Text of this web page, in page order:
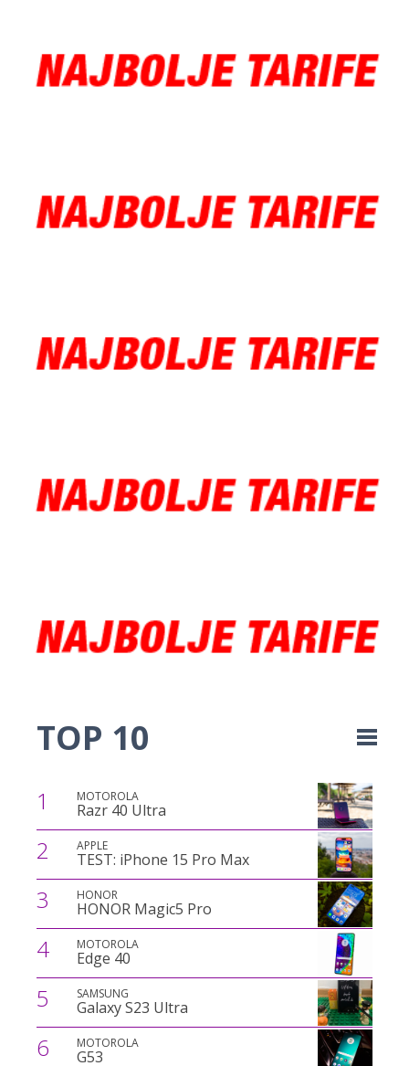
TOP 10
1 MOTOROLA
Razr 40 Ultra
2 APPLE
TEST: iPhone 15 Pro Max
3 HONOR
HONOR Magic5 Pro
4 MOTOROLA
Edge 40
5 SAMSUNG
Galaxy S23 Ultra
6 MOTOROLA
G53